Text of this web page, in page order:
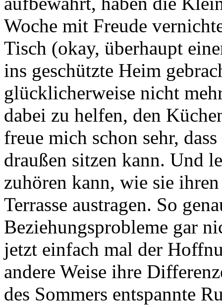
Woche mit Freude
Tisch (okay, überhaupt
ins geschützte Heim
glücklicherweise nicht
dabei zu helfen, den
freue mich schon sehr,
draußen sitzen kann. Und
zuhören kann, wie sie
Terrasse austragen. So
Beziehungsprobleme gar
jetzt einfach mal der
andere Weise ihre
des Sommers entspannte